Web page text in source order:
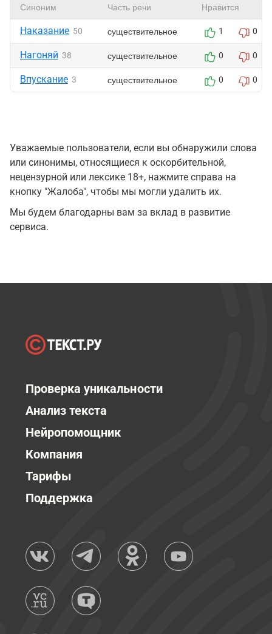
Синоним Часть речи Нравится
Наказание 50 существительное 1 0
Нагоняй 38 существительное 0 0
Впускание 3 существительное 0 0
Уважаемые пользователи, если вы обнаружили слова
или синонимы, относящиеся к оскорбительной,
нецензурной или лексике 18+, нажмите справа на
кнопку "Жалоба", чтобы мы могли удалить их.
Мы будем благодарны вам за вклад в развитие
сервиса.
Проверка уникальности
Анализ текста
Нейропомощник
Компания
Тарифы
Поддержка